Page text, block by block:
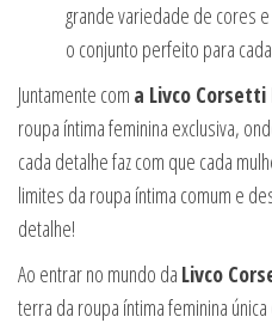
grande variedade de cores
o conjunto perfeito para
Juntamente com a Livco Corsetti
roupa íntima feminina exclusiva,
cada detalhe faz com que cada
limites da roupa íntima comum e
detalhe!
Ao entrar no mundo da Livco
terra da roupa íntima feminina